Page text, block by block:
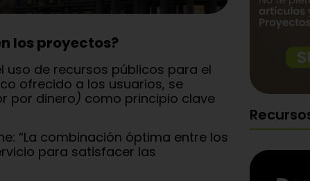
los proyectos?
uso de recursos públicos para el
ofrecido a los usuarios, se
por dinero) como principio clave
“La combinación óptima entre los
para satisfacer las